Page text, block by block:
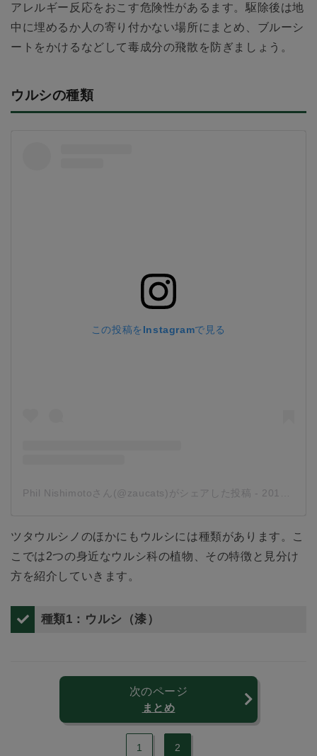
アレルギー反応をおこす危険性があるます。駆除後は地
中に埋めるか人の寄り付かない場所にまとめ、ブルーシ
ートをかけるなどして毒成分の飛散を防ぎましょう。
ウルシの種類
この投稿をInstagramで見る
Phil Nishimotoさん(@zaucats)がシェアした投稿 - 2018年11月月10日午前1時01分PST
ツタウルシノのほかにもウルシには種類があります。こ
こでは2つの身近なウルシ科の植物、その特徴と見分け
方を紹介していきます。
種類1：ウルシ（漆）
次のページ
まとめ
1 2